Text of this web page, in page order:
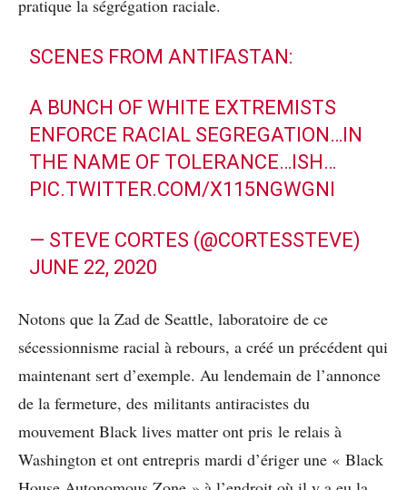
pratique la ségrégation raciale.
SCENES FROM ANTIFASTAN:
A BUNCH OF WHITE EXTREMISTS
ENFORCE RACIAL SEGREGATION…IN
THE NAME OF TOLERANCE…ISH…
PIC.TWITTER.COM/X115NGWGNI
— STEVE CORTES (@CORTESSTEVE)
JUNE 22, 2020
Notons que la Zad de Seattle, laboratoire de ce
sécessionnisme racial à rebours, a créé un précédent qui
maintenant sert d’exemple. Au lendemain de l’annonce
de la fermeture, des militants antiracistes du
mouvement Black lives matter ont pris le relais à
Washington et ont entrepris mardi d’ériger une « Black